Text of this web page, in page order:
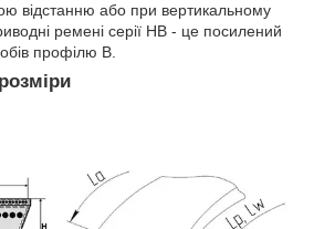
відстанню або при вертикальному
ремені серії НВ - це посилений
профілю B.